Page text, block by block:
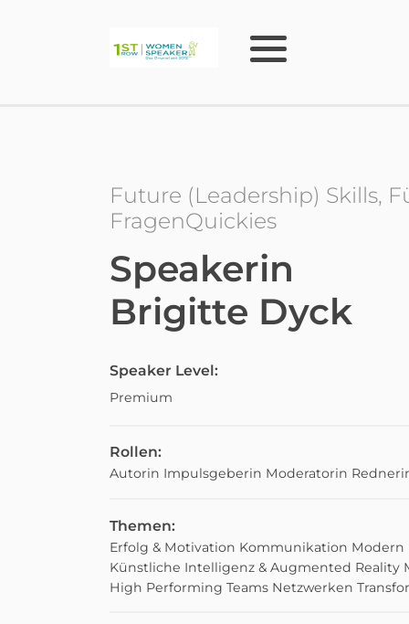
Future (Leadership) Skills,
FragenQuickies
Speakerin
Brigitte Dyck
Speaker Level:
Premium
Rollen:
Autorin Impulsgeberin Moderatorin
Themen:
Erfolg & Motivation Kommunikation Modern
Künstliche Intelligenz & Augmented Reality
High Performing Teams Netzwerken